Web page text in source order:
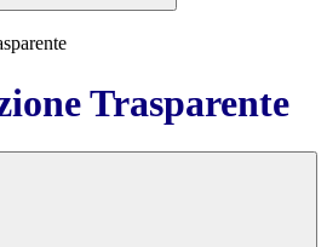
Trasparente